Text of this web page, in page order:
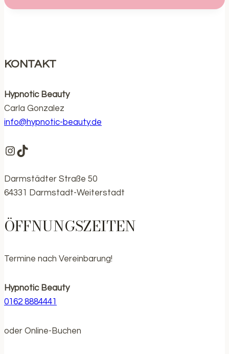
KONTAKT
Hypnotic Beauty
Carla Gonzalez
info@hypnotic-beauty.de
https://www.instagram.com/
https://www.tiktok.com/
Darmstädter Straße 50
64331 Darmstadt-Weiterstadt
ÖFFNUNGSZEITEN
Termine nach Vereinbarung!
Hypnotic Beauty
0162 8884441
oder Online-Buchen